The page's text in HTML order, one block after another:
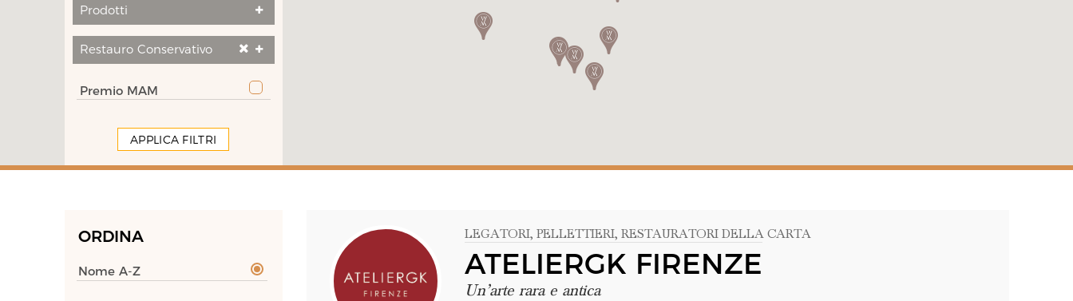
Prodotti
Restauro Conservativo
Premio MAM
APPLICA FILTRI
ORDINA
Nome A-Z
LEGATORI, PELLETTIERI, RESTAURATORI DELLA CARTA
ATELIERGK FIRENZE
Un’arte rara e antica